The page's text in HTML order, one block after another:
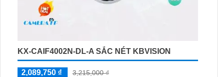
KX-CAIF4002N-DL-A SẮC NÉT KBVISION
2,089,750 ₫
3,215,000 ₫